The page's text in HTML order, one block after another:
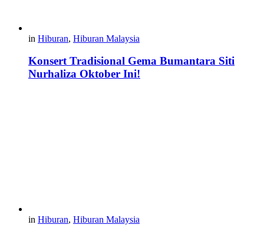
in Hiburan, Hiburan Malaysia
Konsert Tradisional Gema Bumantara Siti
Nurhaliza Oktober Ini!
in Hiburan, Hiburan Malaysia